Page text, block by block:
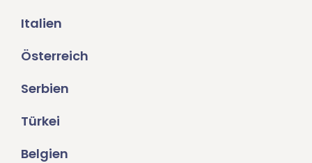
Italien
Österreich
Serbien
Türkei
Belgien